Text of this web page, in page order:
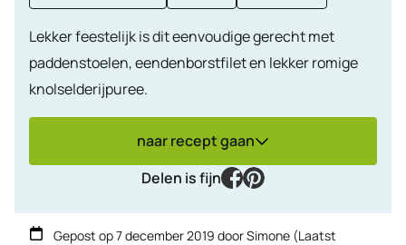
Lekker feestelijk is dit eenvoudige gerecht met
paddenstoelen, eendenborstfilet en lekker romige
knolselderijpuree.
naar recept gaan
Delen is fijn
facebook
pinterest
Gepost op7 december 2019 doorSimone (Laatst